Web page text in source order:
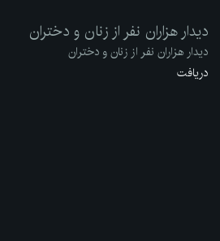
دیدار هزاران نفر از زنان و دختران
دیدار هزاران نفر از زنان و دختران
دریافت